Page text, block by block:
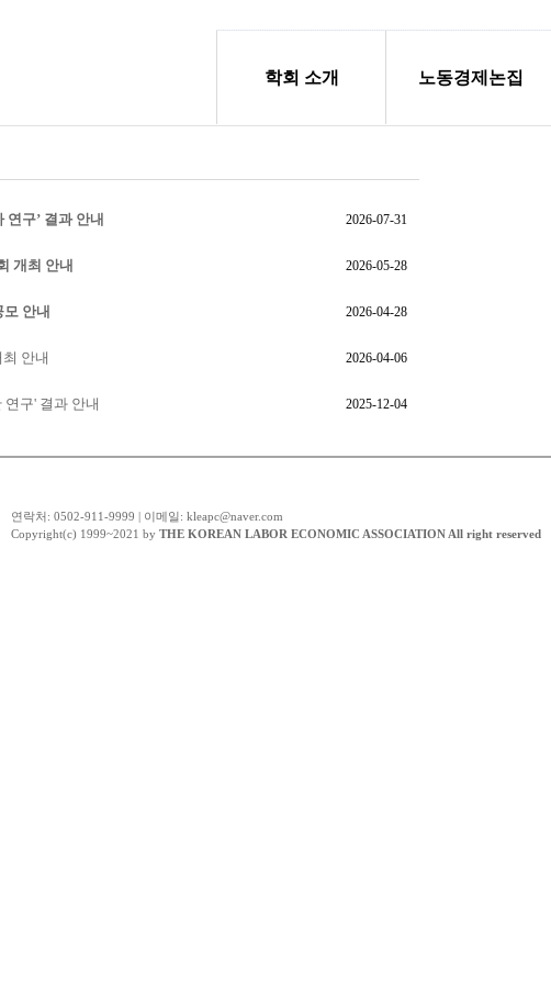
학회 소개 노동경제논집
구’ 결과 안내 2026-07-31
개최 안내 2026-05-28
안내 2026-04-28
안내 2026-04-06
구' 결과 안내 2025-12-04
연락처: 0502-911-9999 | 이메일: kleapc@naver.com
Copyright(c) 1999~2021 by THE KOREAN LABOR ECONOMIC ASSOCIATION All right reserved